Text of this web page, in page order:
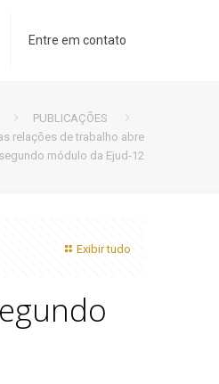
Entre em contato
PUBLICAÇÕES
relações de trabalho abre
módulo da Ejud-12
Exibir tudo